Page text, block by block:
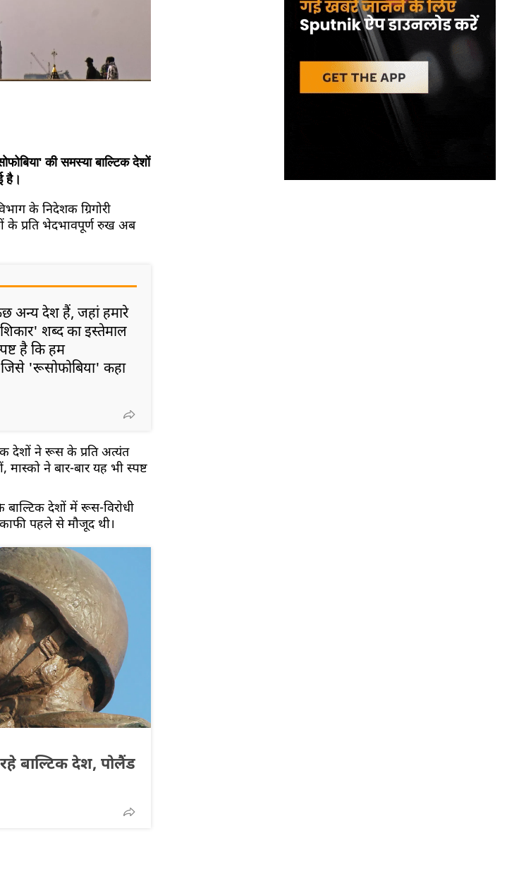
की समस्या बाल्टिक देशों
है।
के निदेशक ग्रिगोरी
के प्रति भेदभावपूर्ण रुख अब
अन्य देश हैं, जहां हमारे
शब्द का इस्तेमाल
है कि हम
'रूसोफोबिया' कहा
देशों ने रूस के प्रति अत्यंत
ने बार-बार यह भी स्पष्ट
बाल्टिक देशों में रूस-विरोधी
पहले से मौजूद थी।
बाल्टिक देश, पोलैंड